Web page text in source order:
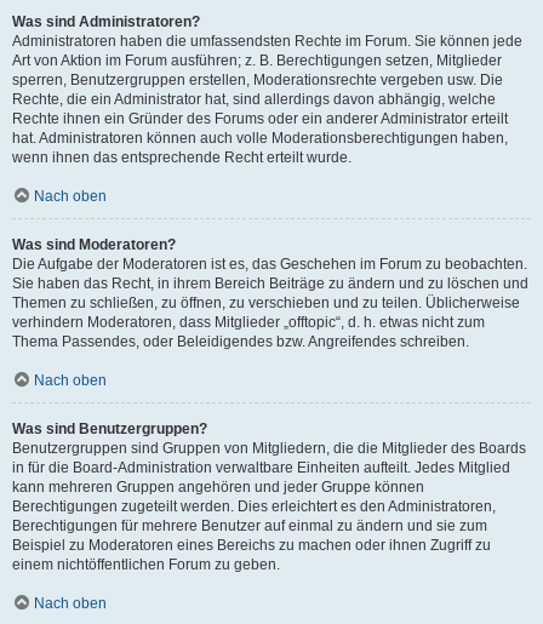
Was sind Administratoren?
Administratoren haben die umfassendsten Rechte im Forum. Sie können jede
Art von Aktion im Forum ausführen; z. B. Berechtigungen setzen, Mitglieder
sperren, Benutzergruppen erstellen, Moderationsrechte vergeben usw. Die
Rechte, die ein Administrator hat, sind allerdings davon abhängig, welche
Rechte ihnen ein Gründer des Forums oder ein anderer Administrator erteilt
hat. Administratoren können auch volle Moderationsberechtigungen haben,
wenn ihnen das entsprechende Recht erteilt wurde.
Nach oben
Was sind Moderatoren?
Die Aufgabe der Moderatoren ist es, das Geschehen im Forum zu beobachten.
Sie haben das Recht, in ihrem Bereich Beiträge zu ändern und zu löschen und
Themen zu schließen, zu öffnen, zu verschieben und zu teilen. Üblicherweise
verhindern Moderatoren, dass Mitglieder „offtopic“, d. h. etwas nicht zum
Thema Passendes, oder Beleidigendes bzw. Angreifendes schreiben.
Nach oben
Was sind Benutzergruppen?
Benutzergruppen sind Gruppen von Mitgliedern, die die Mitglieder des Boards
in für die Board-Administration verwaltbare Einheiten aufteilt. Jedes Mitglied
kann mehreren Gruppen angehören und jeder Gruppe können
Berechtigungen zugeteilt werden. Dies erleichtert es den Administratoren,
Berechtigungen für mehrere Benutzer auf einmal zu ändern und sie zum
Beispiel zu Moderatoren eines Bereichs zu machen oder ihnen Zugriff zu
einem nichtöffentlichen Forum zu geben.
Nach oben